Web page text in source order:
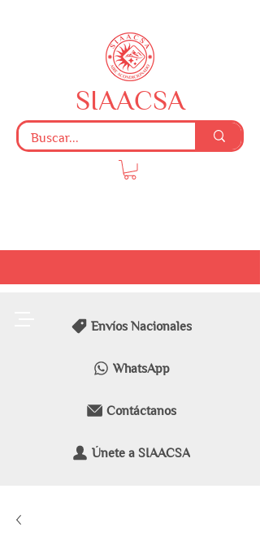
Envíos Nacionales
WhatsApp
Contáctanos
Únete a SIAACSA
SIAACSA